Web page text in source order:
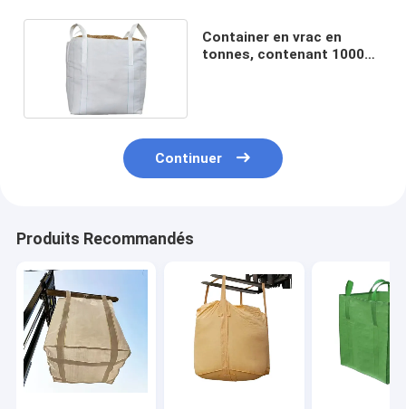
Container en vrac en
tonnes, contenant 1000
Continuer
Produits Recommandés